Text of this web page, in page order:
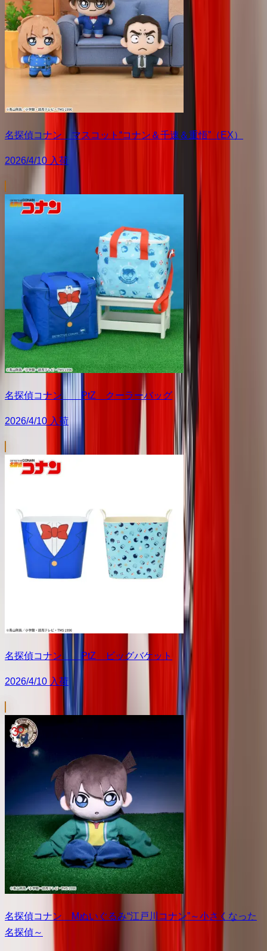
名探偵コナン マスコット“コナン＆千速＆重悟”（EX）
2026/4/10 入荷
名探偵コナン PtZ クーラーバッグ
2026/4/10 入荷
名探偵コナン PtZ ビッグバケット
2026/4/10 入荷
名探偵コナン Mぬいぐるみ“江戸川コナン”～小さくなった
名探偵～